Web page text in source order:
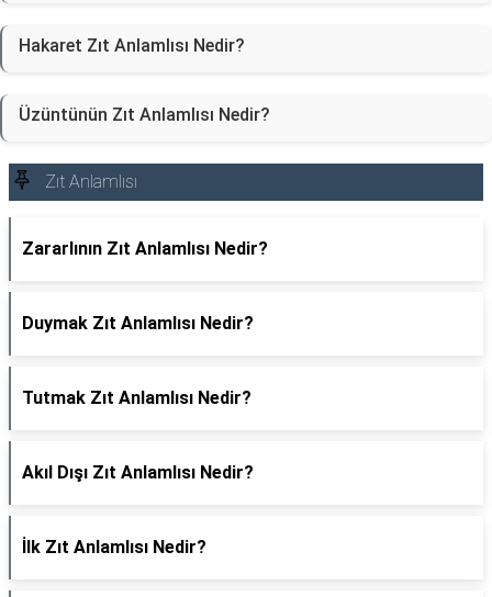
Hakaret Zıt Anlamlısı Nedir?
Üzüntünün Zıt Anlamlısı Nedir?
Zıt Anlamlısı
Zararlının Zıt Anlamlısı Nedir?
Duymak Zıt Anlamlısı Nedir?
Tutmak Zıt Anlamlısı Nedir?
Akıl Dışı Zıt Anlamlısı Nedir?
İlk Zıt Anlamlısı Nedir?